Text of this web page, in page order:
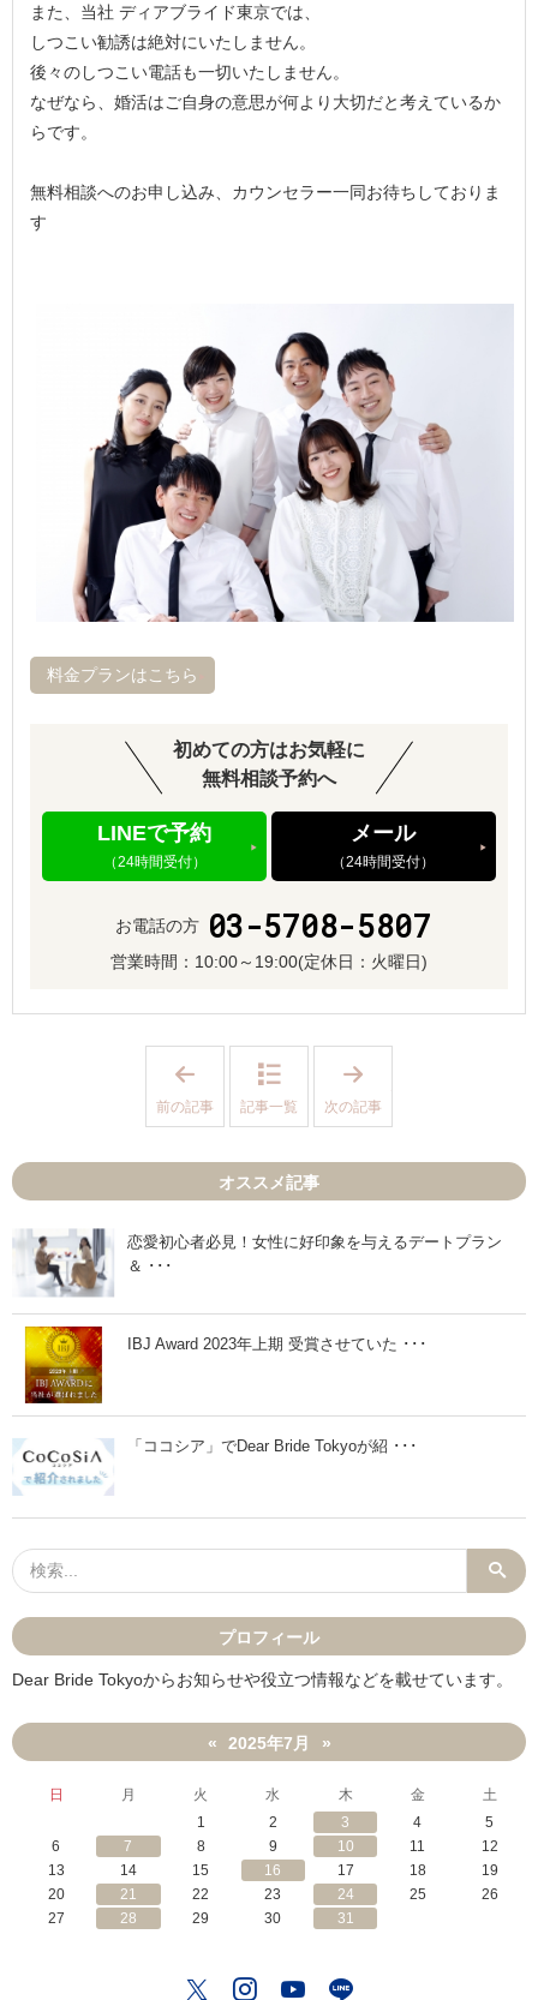
また、当社 ディアブライド東京では、
しつこい勧誘は絶対にいたしません。
後々のしつこい電話も一切いたしません。
なぜなら、婚活はご自身の意思が何より大切だと考えているか
らです。
無料相談へのお申し込み、カウンセラー一同お待ちしておりま
す
料金プランはこちら
初めての方はお気軽に
無料相談予約へ
LINEで予約
（24時間受付）
メール
（24時間受付）
お電話の方 03-5708-5807
営業時間： 10:00～19:00(定休日：火曜日)
際
進
み
た
け
ど
が
い
き
れ
？
」
前の記事 記事一覧
自
を
げ
発
言
う
ら
い
次の記事
オススメ記事
恋愛初心者必見！女性に好印象を与えるデートプラン
＆ ･･･
IBJ Award 2023年上期 受賞させていた ･･･
「ココシア」でDear Bride Tokyoが紹 ･･･
プロフィール
Dear Bride Tokyoからお知らせや役立つ情報などを載せています。
« 2025年7月 »
日 月 火 水 木 金
土
1
2 3 4
5
6
7 8 9 10 11
12
13
14 15 16 17 18
19
20
21 22 23 24 25
26
27
28 29 30 31
TwitterInstagram
YouTube